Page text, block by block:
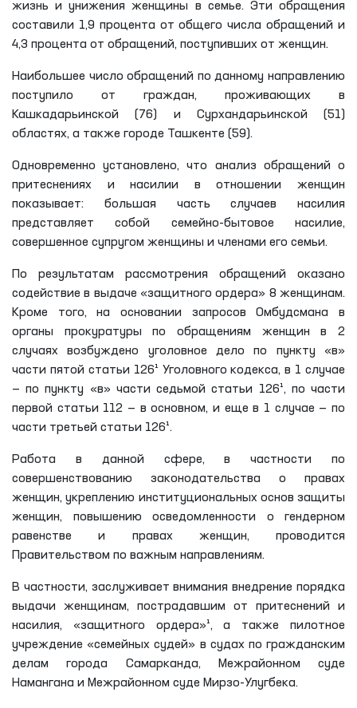
жизнь и унижения женщины в семье. Эти обращения
составили 1,9 процента от общего числа обращений и
4,3 процента от обращений, поступивших от женщин.
Наибольшее число обращений по данному направлению
поступило от граждан, проживающих в
Кашкадарьинской (76) и Сурхандарьинской (51)
областях, а также городе Ташкенте (59).
Одновременно установлено, что анализ обращений о
притеснениях и насилии в отношении женщин
показывает: большая часть случаев насилия
представляет собой семейно-бытовое насилие,
совершенное супругом женщины и членами его семьи.
По результатам рассмотрения обращений оказано
содействие в выдаче «защитного ордера» 8 женщинам.
Кроме того, на основании запросов Омбудсмана в
органы прокуратуры по обращениям женщин в 2
случаях возбуждено уголовное дело по пункту «в»
части пятой статьи 126¹ Уголовного кодекса, в 1 случае
— по пункту «в» части седьмой статьи 126¹, по части
первой статьи 112 — в основном, и еще в 1 случае — по
части третьей статьи 126¹.
Работа в данной сфере, в частности по
совершенствованию законодательства о правах
женщин, укреплению институциональных основ защиты
женщин, повышению осведомленности о гендерном
равенстве и правах женщин, проводится
Правительством по важным направлениям.
В частности, заслуживает внимания внедрение порядка
выдачи женщинам, пострадавшим от притеснений и
насилия, «защитного ордера»¹, а также пилотное
учреждение «семейных судей» в судах по гражданским
делам города Самарканда, Межрайонном суде
Намангана и Межрайонном суде Мирзо-Улугбека.